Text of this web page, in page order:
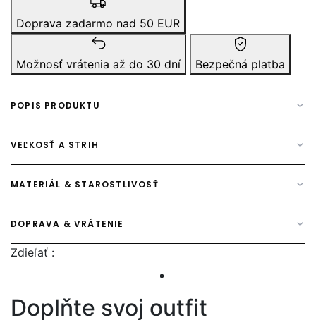
Doprava zadarmo nad 50 EUR
Možnosť vrátenia až do 30 dní Bezpečná platba
POPIS PRODUKTU
VEĽKOSŤ A STRIH
MATERIÁL & STAROSTLIVOSŤ
DOPRAVA & VRÁTENIE
Zdieľať :
Doplňte svoj outfit